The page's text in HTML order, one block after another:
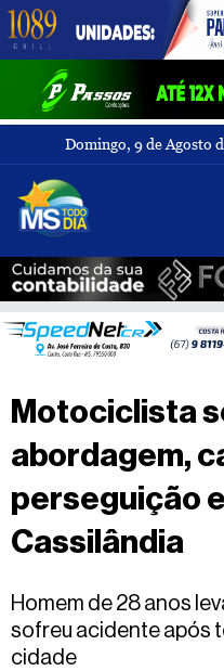
Domingo, 9 de Agosto
Fechar Menu
Últimas
notícias
Galeria
de
fotos
Sobre
Nós
TV
MS
dia
Fale
conosco
Motociclista
abordagem,
perseguição
Cassilândia
Homem de 28 anos
sofreu acidente após
cidade